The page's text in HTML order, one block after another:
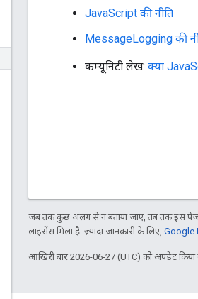
JavaScript की नीति
MessageLogging की
कम्यूनिटी लेख: क्या
जब तक कुछ अलग से न बताया जाए, तब तक इस पेज
लाइसेंस मिला है. ज़्यादा जानकारी के लिए, Google
आखिरी बार 2026-06-27 (UTC) को अपडेट किया